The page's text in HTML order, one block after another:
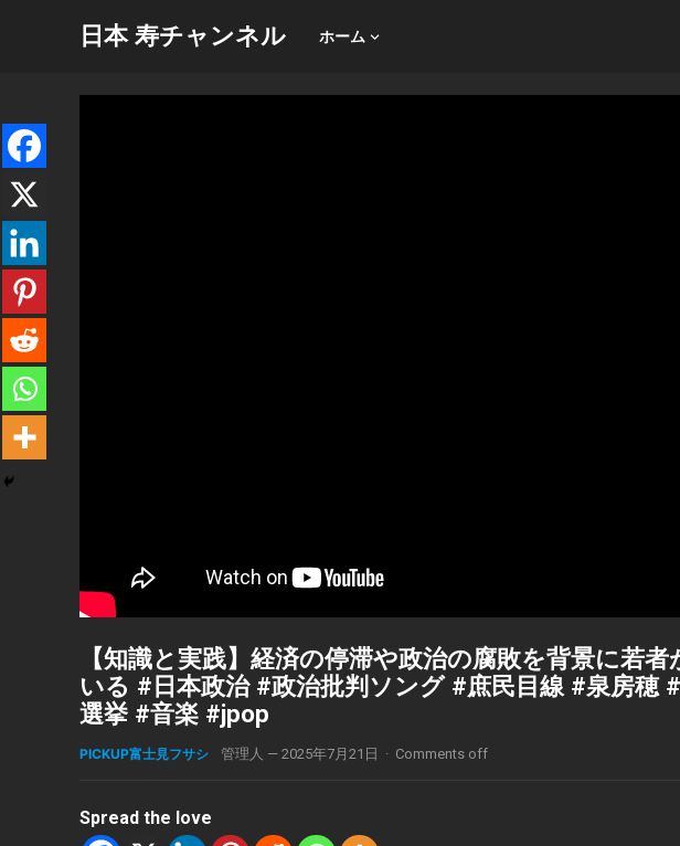
日本 寿チャンネル ホーム
【知識と実践】経済の停滞や政治の腐敗を背景に若
いる #日本政治 #政治批判ソング #庶民目線 #泉房穂
選挙 #音楽 #jpop
PICKUP富士見フサシ 管理人 — 2025年7月21日 · Comments off
Spread the love